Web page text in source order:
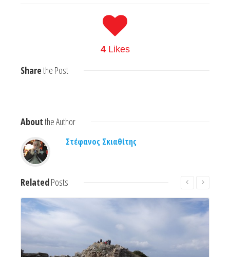
4Likes
Sharethe Post
Aboutthe Author
Στέφανος Σκιαθίτης
RelatedPosts